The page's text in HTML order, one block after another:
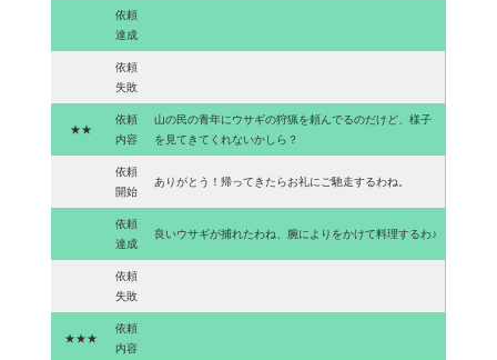
依頼
達成
依頼
失敗
★★
依頼
内容
山の民の青年にウサギの狩猟を頼んでるのだけど、様子
を見てきてくれないかしら？
依頼
開始
ありがとう！帰ってきたらお礼にご馳走するわね。
依頼
達成
良いウサギが捕れたわね、腕によりをかけて料理するわ♪
依頼
失敗
★★★
依頼
内容